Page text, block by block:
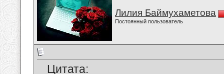
Лилия Баймухаметова
Постоянный пользователь
Цитата: